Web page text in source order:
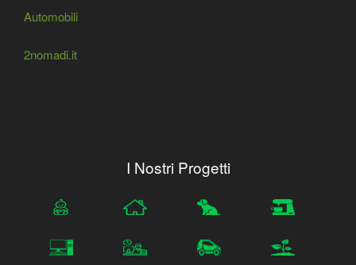
Automobili
2nomadi.it
I Nostri Progetti